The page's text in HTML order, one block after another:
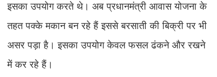
इसका उपयोग करते थे। अब प्रधानमंत्री आवास योजना के
तहत पक्के मकान बन रहे हैं इससे बरसाती की बिक्री पर भी
असर पड़ा है। इसका उपयोग केवल फसल ढंकने और रखने
में कर रहे हैं।